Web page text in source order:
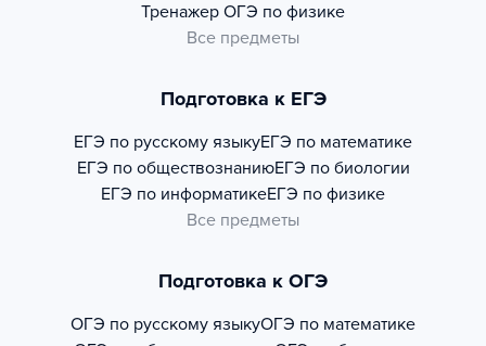
Тренажер ОГЭ по физике
Все предметы
Подготовка к ЕГЭ
ЕГЭ по русскому языкуЕГЭ по математике
ЕГЭ по обществознаниюЕГЭ по биологии
ЕГЭ по информатикеЕГЭ по физике
Все предметы
Подготовка к ОГЭ
ОГЭ по русскому языкуОГЭ по математике